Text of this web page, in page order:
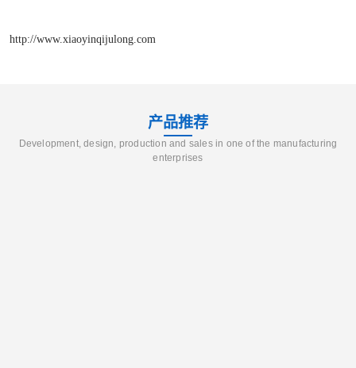
http://www.xiaoyinqijulong.com
产品推荐
Development, design, production and sales in one of the manufacturing
enterprises